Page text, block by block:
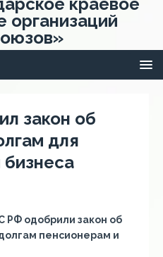
организаций
закон об
для
одобрили закон об
пенсионерам и